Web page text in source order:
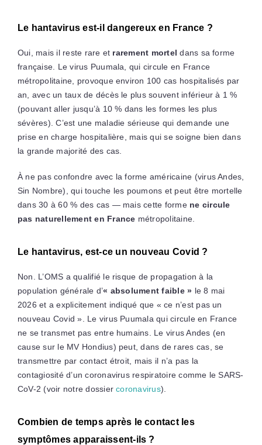
Le hantavirus est-il dangereux en France ?
Oui, mais il reste rare et rarement mortel dans sa forme
française. Le virus Puumala, qui circule en France
métropolitaine, provoque environ 100 cas hospitalisés par
an, avec un taux de décès le plus souvent inférieur à 1 %
(pouvant aller jusqu’à 10 % dans les formes les plus
sévères). C’est une maladie sérieuse qui demande une
prise en charge hospitalière, mais qui se soigne bien dans
la grande majorité des cas.
À ne pas confondre avec la forme américaine (virus Andes,
Sin Nombre), qui touche les poumons et peut être mortelle
dans 30 à 60 % des cas — mais cette forme ne circule
pas naturellement en France métropolitaine.
Le hantavirus, est-ce un nouveau Covid ?
Non. L’OMS a qualifié le risque de propagation à la
population générale d’« absolument faible » le 8 mai
2026 et a explicitement indiqué que « ce n’est pas un
nouveau Covid ». Le virus Puumala qui circule en France
ne se transmet pas entre humains. Le virus Andes (en
cause sur le MV Hondius) peut, dans de rares cas, se
transmettre par contact étroit, mais il n’a pas la
contagiosité d’un coronavirus respiratoire comme le SARS-
CoV-2 (voir notre dossiercoronavirus).
Combien de temps après le contact les
symptômes apparaissent-ils ?